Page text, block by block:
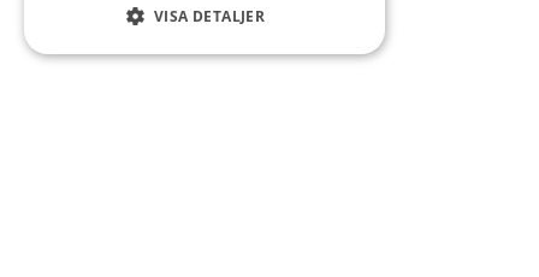
VISA DETALJER